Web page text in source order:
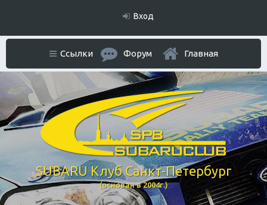
Вход
SUBARU Клуб Санкт-Петербург
(основан в 2004г.)
Ссылки Форум Главная